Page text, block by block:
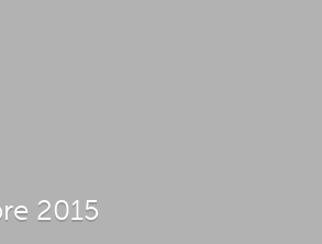
2015